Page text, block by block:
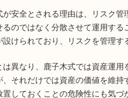
が安全とされる理由は、リスク
るのではなく分散させて運用す
設けられており、リスクを管理
は異なり、鹿子木式では資産運
、それだけでは資産の価値を維
しておくことの危険性にも気づ